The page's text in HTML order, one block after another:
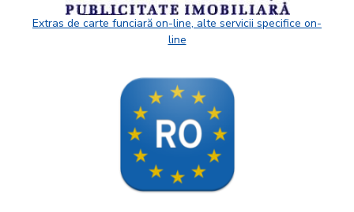
Extras de carte funciară on-line, alte servicii specifice on-
line